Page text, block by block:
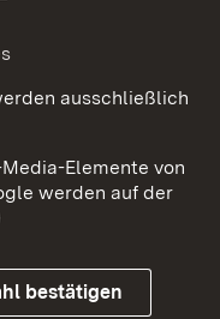
ausschließlich
Elemente von
werden auf der
bestätigen